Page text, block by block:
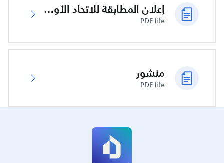
إعلان المطابقة للاتحاد الأوروبي
PDF file
منشور
PDF file